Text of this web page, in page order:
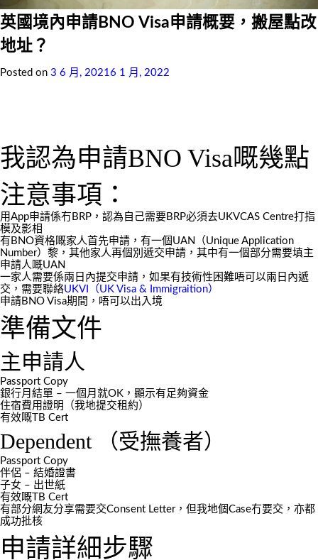
英國境內申請BNO Visa申請概要，搬屋點改
地址？
Posted on 3 6 月, 2021 6 1 月, 2022
我認為申請BNO Visa嘅幾點
注意事項：
用App申請係冇BRP，認為自己需要BRP必須去UKVCAS Centre打指
模及影相
有BNO資格嘅家人首先申請，有一個UAN（Unique Application
Number）黎，其他家人再個別遞交申請，其中有一個部分需要填主
申請人嘅UAN
一家人需要係兩日內提交申請，如果有技術性困難唔可以兩日內遞
交，需要聯絡UKVI（UK Visa & Immigraition）
申請BNO Visa期間，唔可以出入境
準備文件
主申請人
Passport Copy
銀行月結單 – 一個月就OK，顯示有足夠資金
住宿費用證明（我地提交租約）
有效嘅TB Cert
Dependent （受撫養者）
Passport Copy
伴侶 – 結婚證書
子女 – 出世紙
有效嘅TB Cert
有部分網友分享需要交Consent Letter，但我地個Case冇要交，亦都
成功批核
申請詳細步驟